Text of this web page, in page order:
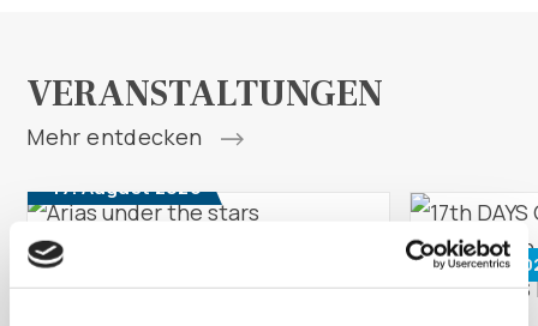
de
+385 21 227 933
info@kastela-info.hr
VERANSTALTUNGEN
Mehr entdecken
17. August 2026
Arias under the stars 26. Juni